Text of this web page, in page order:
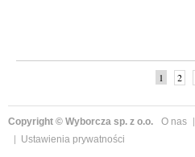
1 2
Copyright © Wyborcza sp. z o.o. O nas
Ustawienia prywatności